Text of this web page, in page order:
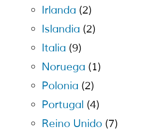
Irlanda (2)
Islandia (2)
Italia (9)
Noruega (1)
Polonia (2)
Portugal (4)
Reino Unido (7)